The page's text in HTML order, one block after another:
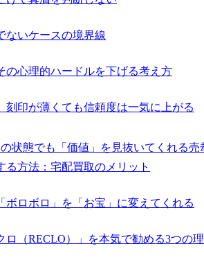
ないケースの境界線
の心理的ハードルを下げる考え方
印が薄くても信頼度は一気に上がる
状態でも「価値」を見抜いてくれる売
方法：宅配買取のメリット
ボロボロ」を「お宝」に変えてくれる
（RECLO）」を本気で勧める3つの